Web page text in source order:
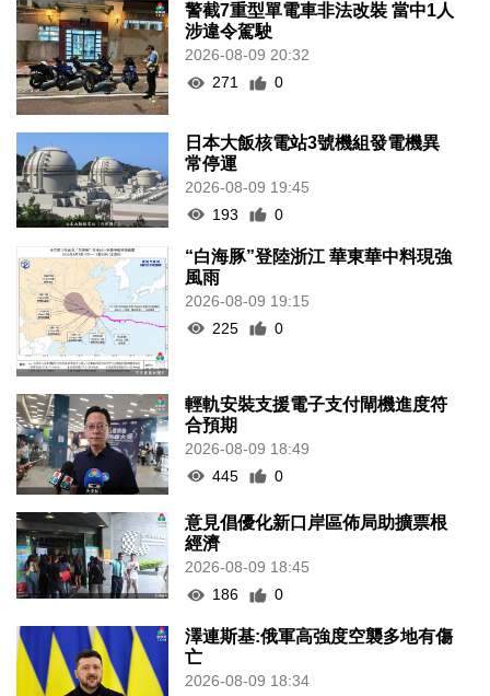
警截7重型單電車非法改裝 當中1人
涉違令駕駛
2026-08-09 20:32
271
0
日本大飯核電站3號機組發電機異
常停運
2026-08-09 19:45
193
0
“白海豚”登陸浙江 華東華中料現強
風雨
2026-08-09 19:15
225
0
輕軌安裝支援電子支付閘機進度符
合預期
2026-08-09 18:49
445
0
意見倡優化新口岸區佈局助擴票根
經濟
2026-08-09 18:45
186
0
澤連斯基:俄軍高強度空襲多地有傷
亡
2026-08-09 18:34